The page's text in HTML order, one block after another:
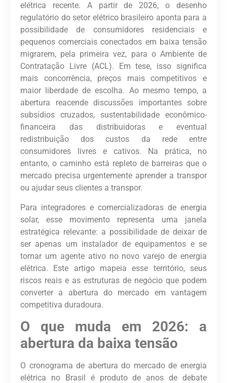
elétrica recente. A partir de 2026, o desenho
regulatório do setor elétrico brasileiro aponta para a
possibilidade de consumidores residenciais e
pequenos comerciais conectados em baixa tensão
migrarem, pela primeira vez, para o Ambiente de
Contratação Livre (ACL). Em tese, isso significa
mais concorrência, preços mais competitivos e
maior liberdade de escolha. Ao mesmo tempo, a
abertura reacende discussões importantes sobre
subsídios cruzados, sustentabilidade econômico-
financeira das distribuidoras e eventual
redistribuição dos custos da rede entre
consumidores livres e cativos. Na prática, no
entanto, o caminho está repleto de barreiras que o
mercado precisa urgentemente aprender a transpor
ou ajudar seus clientes a transpor.
Para integradores e comercializadoras de energia
solar, esse movimento representa uma janela
estratégica relevante: a possibilidade de deixar de
ser apenas um instalador de equipamentos e se
tornar um agente ativo no novo varejo de energia
elétrica. Este artigo mapeia esse território, seus
riscos reais e as estruturas de negócio que podem
converter a abertura do mercado em vantagem
competitiva duradoura.
O que muda em 2026: a
abertura da baixa tensão
O cronograma de abertura do mercado de energia
elétrica no Brasil é produto de anos de debate